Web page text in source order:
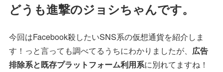
どうも進撃のジョシちゃんです。
今回はFacebook殺したいSNS系の仮想通貨を紹介しま
す！っと言っても調べてるうちにわかりましたが、 広告
排除系と既存プラットフォーム利用系に別れてますね！